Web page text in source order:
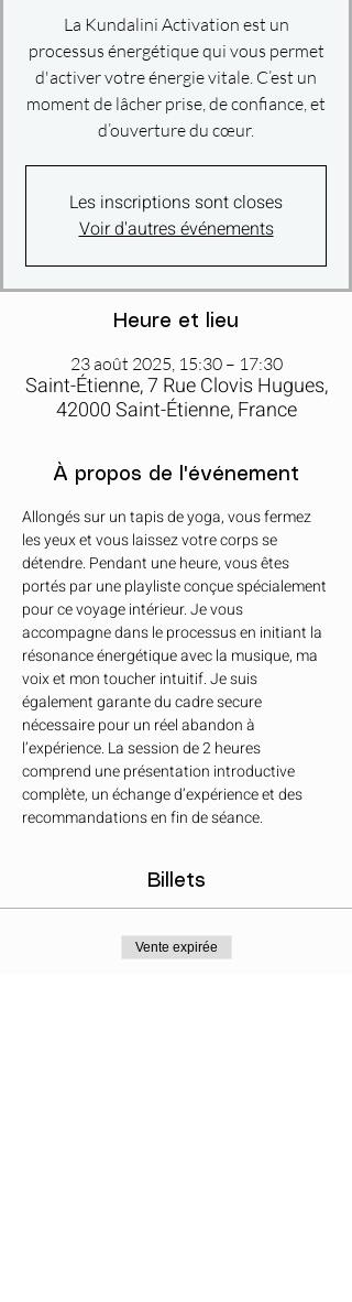
La Kundalini Activation est un
processus énergétique qui vous permet
d'activer votre énergie vitale. C’est un
moment de lâcher prise, de confiance, et
d’ouverture du cœur.
Les inscriptions sont closes
Voir d'autres événements
Heure et lieu
23 août 2025, 15:30 – 17:30
Saint-Étienne, 7 Rue Clovis Hugues,
42000 Saint-Étienne, France
À propos de l'événement
Allongés sur un tapis de yoga, vous fermez
les yeux et vous laissez votre corps se
détendre. Pendant une heure, vous êtes
portés par une playliste conçue spécialement
pour ce voyage intérieur. Je vous
accompagne dans le processus en initiant la
résonance énergétique avec la musique, ma
voix et mon toucher intuitif. Je suis
également garante du cadre secure
nécessaire pour un réel abandon à
l’expérience. La session de 2 heures
comprend une présentation introductive
complète, un échange d’expérience et des
recommandations en fin de séance.
Billets
Vente expirée